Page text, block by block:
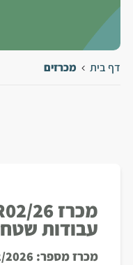
דף בית מכרזים
עבודות שטח
מכרז מספר: